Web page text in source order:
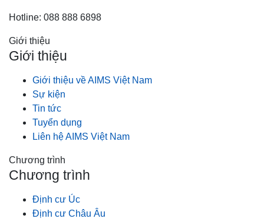
Hotline: 088 888 6898
Giới thiệu
Giới thiệu
Giới thiệu về AIMS Việt Nam
Sự kiện
Tin tức
Tuyển dụng
Liên hệ AIMS Việt Nam
Chương trình
Chương trình
Định cư Úc
Định cư Châu Âu